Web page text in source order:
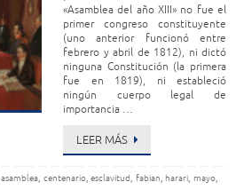
«Asamblea del año XIII» no fue el
primer congreso constituyente
(uno anterior funcionó entre
febrero y abril de 1812), ni dictó
ninguna Constitución (la primera
fue en 1819), ni estableció
ningún cuerpo legal de
importancia …
LEER MÁS
asamblea, centenario,esclavitud, fabian, harari, mayo,